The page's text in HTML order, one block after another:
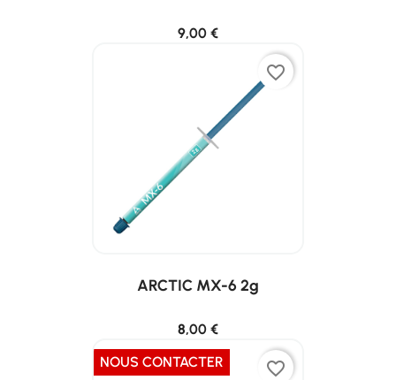
9,00 €
favorite_border
ARCTIC MX-6 2g
8,00 €
NOUS CONTACTER
favorite_border